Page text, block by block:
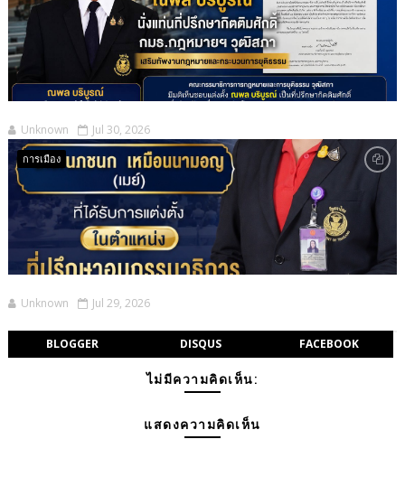
Unknown Jul 30, 2026
การเมือง
Unknown Jul 29, 2026
BLOGGER DISQUS FACEBOOK
ไม่มีความคิดเห็น:
แสดงความคิดเห็น